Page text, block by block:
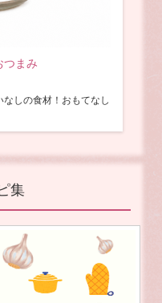
まみ
しの食材！おもてなし
集